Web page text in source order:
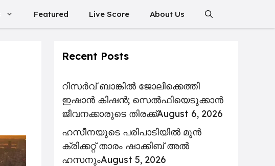
Featured Live Score About Us
Recent Posts
റിസര്‍വ് ബാങ്കിൽ ജോലിക്കെത്തി
ഇഷാന്‍ കിഷന്‍; സെൽഫിയെടുക്കാൻ
ജീവനക്കാരുടെ തിരക്ക്August 6, 2026
ഹസീനയുടെ പരിപാടിയിൽ മുൻ
ക്രിക്കറ്റ് താരം ഷാക്കിബ് അൽ
ഹസനുംAugust 5, 2026